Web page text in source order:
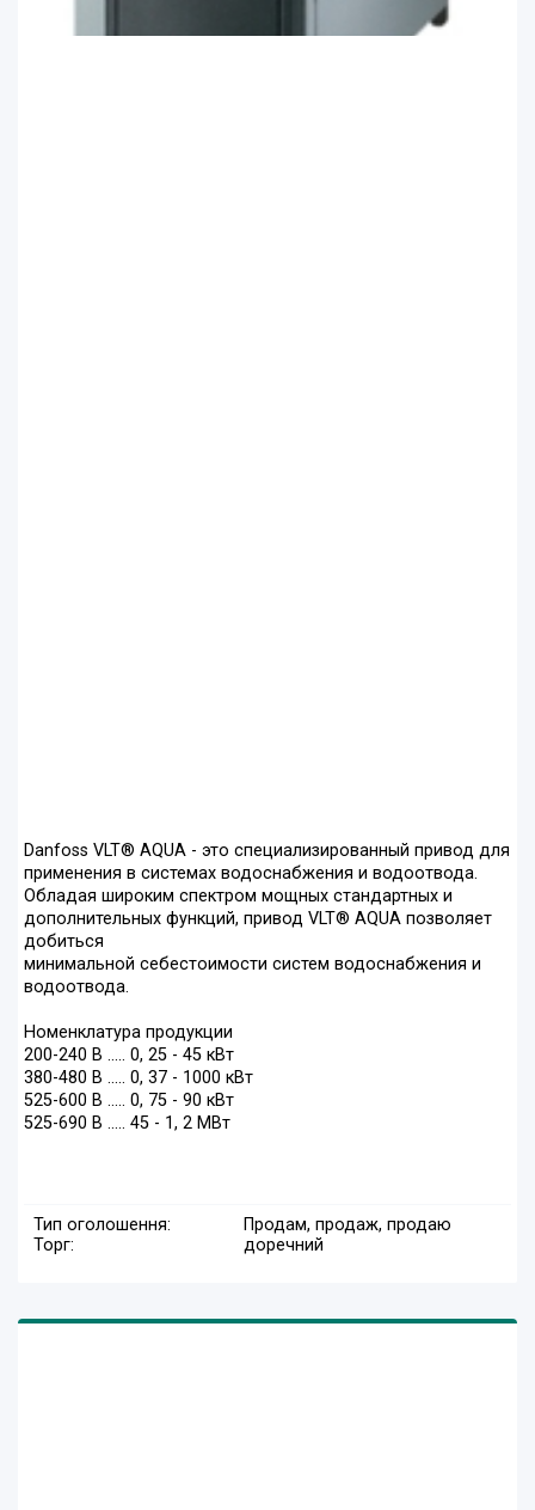
Danfoss VLT® AQUA - это специализированный привод для
применения в системах водоснабжения и водоотвода.
Обладая широким спектром мощных стандартных и
дополнительных функций, привод VLT® AQUA позволяет
добиться
минимальной себестоимости систем водоснабжения и
водоотвода.
Номенклатура продукции
200-240 В ..... 0, 25 - 45 кВт
380-480 В ..... 0, 37 - 1000 кВт
525-600 В ..... 0, 75 - 90 кВт
525-690 В ..... 45 - 1, 2 МВт
Тип оголошення:
Продам, продаж, продаю
Торг:
доречний